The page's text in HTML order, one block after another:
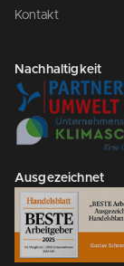
Kontakt
Nachhaltigkeit
Ausgezeichnet